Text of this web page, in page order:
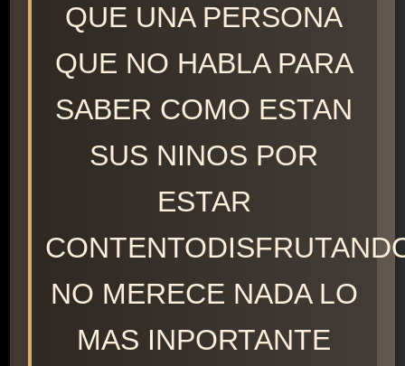
QUE UNA PERSONA
QUE NO HABLA PARA
SABER COMO ESTAN
SUS NINOS POR
ESTAR
NO MERECE NADA LO
MAS INPORTANTE